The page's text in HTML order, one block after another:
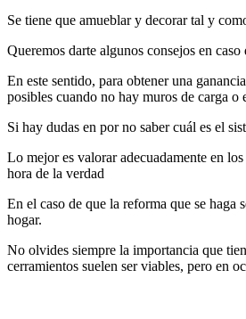
Se tiene que amueblar y decorar tal y
Queremos darte algunos consejos en
En este sentido, para obtener una
posibles cuando no hay muros de carga o
Si hay dudas en por no saber cuál es el
Lo mejor es valorar adecuadamente en
hora de la verdad
En el caso de que la reforma que se haga
hogar.
No olvides siempre la importancia que
cerramientos suelen ser viables, pero en